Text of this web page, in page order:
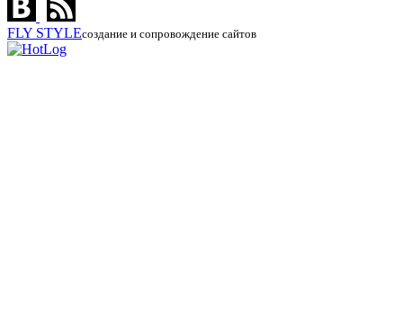
FLY STYLEсоздание и сопровождение сайтов